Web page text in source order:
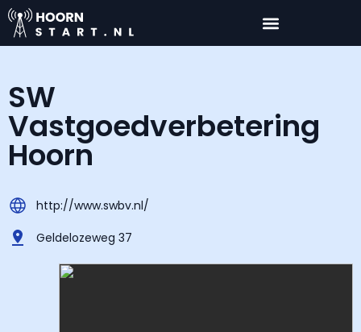
SW
Vastgoedverbetering
Hoorn
http://www.swbv.nl/
Geldelozeweg 37